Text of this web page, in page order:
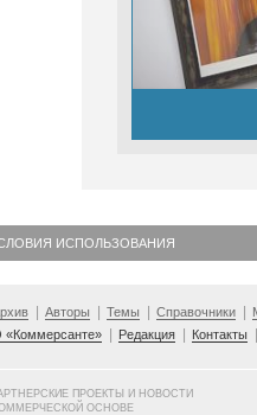
ИСПОЛЬЗОВАНИЯ
Авторы Темы Справочники
«Коммерсанте»
Редакция Контакты
ПРОЕКТЫ И НОВОСТИ
ОСНОВЕ